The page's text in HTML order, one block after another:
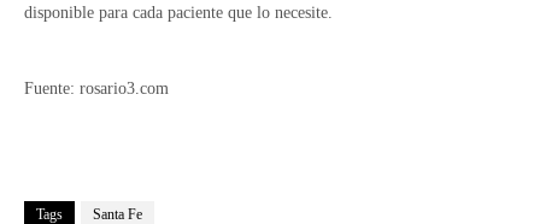
disponible para cada paciente que lo necesite.
Fuente: rosario3.com
Tags Santa Fe